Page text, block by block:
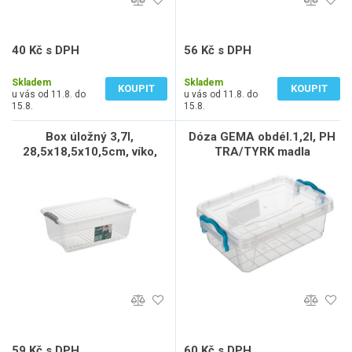
40 Kč s DPH
Skladem
u vás od 11.8. do
15.8.
KOUPIT
56 Kč s DPH
Skladem
u vás od 11.8. do
15.8.
KOUPIT
Box úložný 3,7l,
28,5x18,5x10,5cm, víko,
Dóza GEMA obdél.1,2l, PH
TRA/TYRK madla